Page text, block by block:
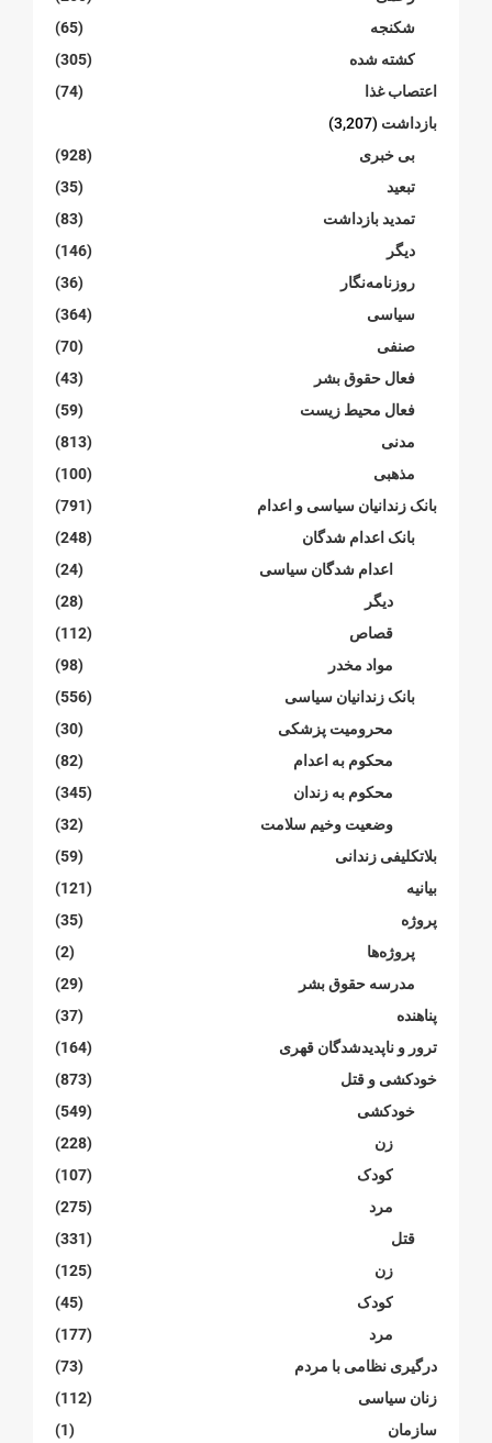
شکنجە
(65)
کشته شده
(305)
اعتصاب غذا
(74)
بازداشت (3,207)
بی خبری
(928)
تبعید
(35)
تمدید بازداشت
(83)
دیگر
(146)
روزنامەنگار
(36)
سیاسی
(364)
صنفی
(70)
فعال حقوق بشر
(43)
فعال محیط زیست
(59)
مدنی
(813)
مذهبی
(100)
بانک زندانیان سیاسی و اعدام
(791)
بانک اعدام شدگان
(248)
اعدام شدگان سیاسی
(24)
دیگر
(28)
قصاص
(112)
مواد مخدر
(98)
بانک زندانیان سیاسی
(556)
محرومیت پزشکی
(30)
محکوم بە اعدام
(82)
محکوم بە زندان
(345)
وضعیت وخیم سلامت
(32)
بلاتکلیفی زندانی
(59)
بیانیە
(121)
پروژە
(35)
پروژەها
(2)
مدرسە حقوق بشر
(29)
پناهنده
(37)
ترور و ناپدیدشدگان قهری
(164)
خودکشی و قتل
(873)
خودکشی
(549)
زن
(228)
کودک
(107)
مرد
(275)
قتل
(331)
زن
(125)
کودک
(45)
مرد
(177)
درگیری نظامی با مردم
(73)
زنان سیاسی
(112)
سازمان
(1)